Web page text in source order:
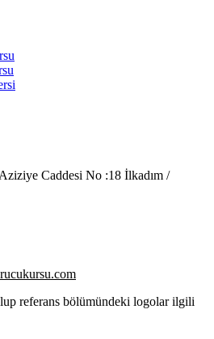
Caddesi No :18 İlkadım /
referans bölümündeki logolar ilgili